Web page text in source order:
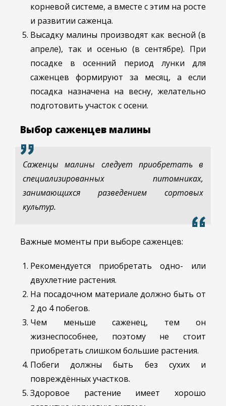
корневой системе, а вместе с этим на росте
и развитии саженца.
Высадку малины производят как весной (в
апреле), так и осенью (в сентябре). При
посадке в осенний период лунки для
саженцев формируют за месяц, а если
посадка назначена на весну, желательно
подготовить участок с осени.
Выбор саженцев малины
Саженцы малины следует приобретать в
специализированных питомниках,
занимающихся разведением сортовых
культур.
Важные моменты при выборе саженцев:
Рекомендуется приобретать одно- или
двухлетние растения.
На посадочном материале должно быть от
2 до 4 побегов.
Чем меньше саженец, тем он
жизнеспособнее, поэтому не стоит
приобретать слишком большие растения.
Побеги должны быть без сухих и
повреждённых участков.
Здоровое растение имеет хорошо